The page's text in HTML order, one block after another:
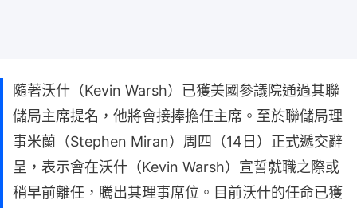
隨著沃什（Kevin Warsh）已獲美國參議院通過其聯
儲局主席提名，他將會接捧擔任主席。至於聯儲局理
事米蘭（Stephen Miran）周四（14日）正式遞交辭
呈，表示會在沃什（Kevin Warsh）宣誓就職之際或
稍早前離任，騰出其理事席位。目前沃什的任命已獲